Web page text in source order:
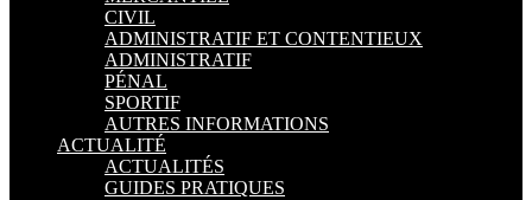
CIVIL
ADMINISTRATIF ET CONTENTIEUX
ADMINISTRATIF
PÉNAL
SPORTIF
AUTRES INFORMATIONS
ACTUALITÉ
ACTUALITÉS
GUIDES PRATIQUES